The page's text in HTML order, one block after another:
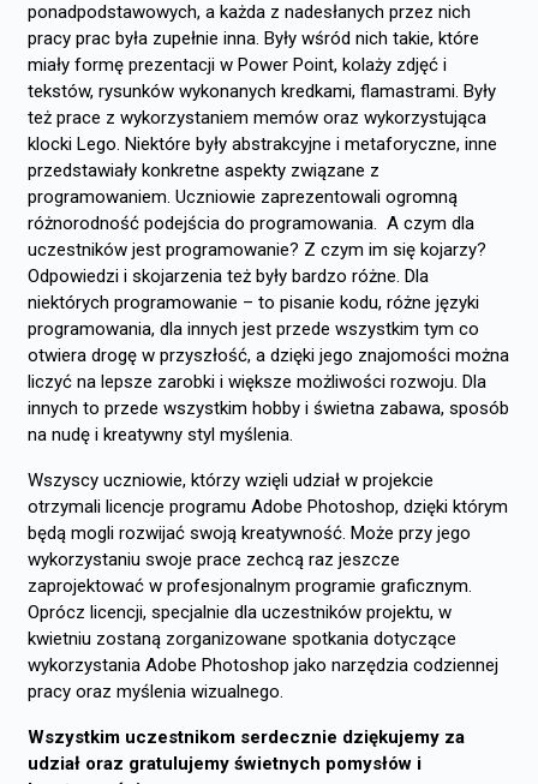
ponadpodstawowych, a każda z nadesłanych przez nich
pracy prac była zupełnie inna. Były wśród nich takie, które
miały formę prezentacji w Power Point, kolaży zdjęć i
tekstów, rysunków wykonanych kredkami, flamastrami. Były
też prace z wykorzystaniem memów oraz wykorzystująca
klocki Lego. Niektóre były abstrakcyjne i metaforyczne, inne
przedstawiały konkretne aspekty związane z
programowaniem. Uczniowie zaprezentowali ogromną
różnorodność podejścia do programowania. A czym dla
uczestników jest programowanie? Z czym im się kojarzy?
Odpowiedzi i skojarzenia też były bardzo różne. Dla
niektórych programowanie – to pisanie kodu, różne języki
programowania, dla innych jest przede wszystkim tym co
otwiera drogę w przyszłość, a dzięki jego znajomości można
liczyć na lepsze zarobki i większe możliwości rozwoju. Dla
innych to przede wszystkim hobby i świetna zabawa, sposób
na nudę i kreatywny styl myślenia.
Wszyscy uczniowie, którzy wzięli udział w projekcie
otrzymali licencje programu Adobe Photoshop, dzięki którym
będą mogli rozwijać swoją kreatywność. Może przy jego
wykorzystaniu swoje prace zechcą raz jeszcze
zaprojektować w profesjonalnym programie graficznym.
Oprócz licencji, specjalnie dla uczestników projektu, w
kwietniu zostaną zorganizowane spotkania dotyczące
wykorzystania Adobe Photoshop jako narzędzia codziennej
pracy oraz myślenia wizualnego.
Wszystkim uczestnikom serdecznie dziękujemy za
udział oraz gratulujemy świetnych pomysłów i